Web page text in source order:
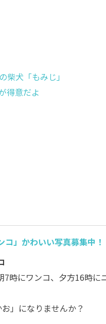
犬「もみじ」
得意だよ
コ」かわいい写真募集中！
7時にワンコ、夕方16時に
」になりませんか？